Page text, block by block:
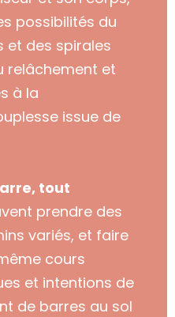
possibilités du
et des spirales
relâchement et
à la
issue de
tout
prendre des
variés, et faire
cours
et intentions de
de barres au sol